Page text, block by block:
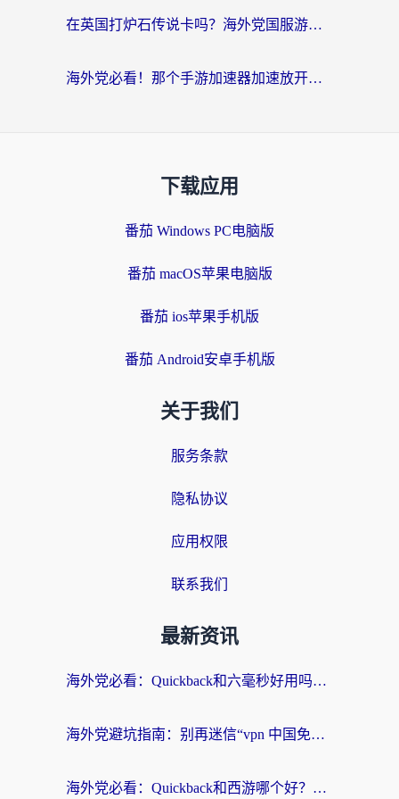
在英国打炉石传说卡吗？海外党国服游戏不卡顿的终极指南
海外党必看！那个手游加速器加速放开那三国3最好？一篇解决国服游戏卡顿难题
下载应用
番茄 Windows PC电脑版
番茄 macOS苹果电脑版
番茄 ios苹果手机版
番茄 Android安卓手机版
关于我们
服务条款
隐私协议
应用权限
联系我们
最新资讯
海外党必看：Quickback和六毫秒好用吗？3步选对回国加速器，无缝刷国内剧玩游戏
海外党避坑指南：别再迷信“vpn 中国免费”，选对回国加速器才能无缝刷国内资源
海外党必看：Quickback和西游哪个好？3个维度教你选对回国加速器